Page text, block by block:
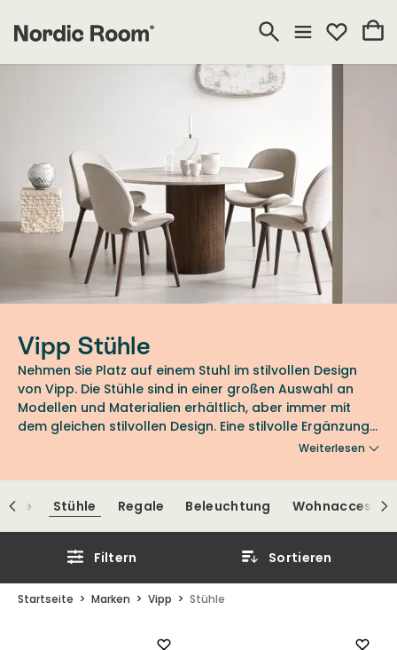
Vipp Stühle
Nehmen Sie Platz auf einem Stuhl im stilvollen Design
von Vipp. Die Stühle sind in einer großen Auswahl an
Modellen und Materialien erhältlich, aber immer mit
dem gleichen stilvollen Design. Eine stilvolle Ergänzung
für jeden Raum. Entdecken Sie das Sortiment bei Nordic
Weiterlesen
Stühle Regale Beleuchtung
Filtern Sortieren
Startseite Marken Vipp Stühle